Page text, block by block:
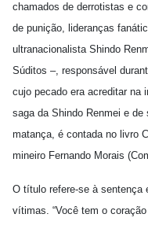
chamados de derrotistas e
de punição, lideranças
ultranacionalista Shindo
Súditos –, responsável
cujo pecado era acreditar na
saga da Shindo Renmei e
matança, é contada no livro
mineiro Fernando Morais
O título refere-se à sentença
vítimas. “Você tem o